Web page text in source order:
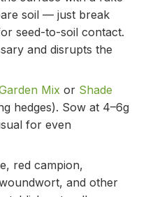
soil — just break
seed-to-soil contact.
and disrupts the
Mix or Shade
hedges). Sow at 4–6g
for even
red campion,
and other